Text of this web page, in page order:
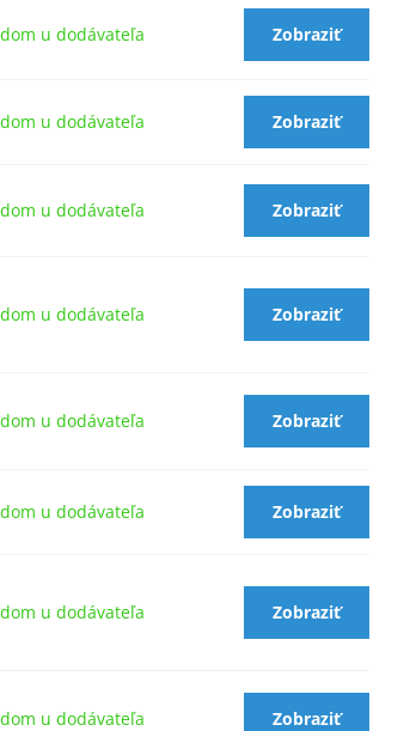
u dodávateľa Zobraziť
u dodávateľa Zobraziť
u dodávateľa Zobraziť
u dodávateľa Zobraziť
u dodávateľa Zobraziť
u dodávateľa Zobraziť
u dodávateľa Zobraziť
u dodávateľa Zobraziť